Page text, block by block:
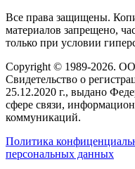
Все права защищены.
материалов запрещено,
только при условии
Copyright © 1989-2026.
Свидетельство о
25.12.2020 г., выдано
сфере связи,
коммуникаций.
Политика
персональных данных